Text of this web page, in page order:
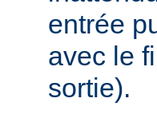
entrée
avec le
sortie).